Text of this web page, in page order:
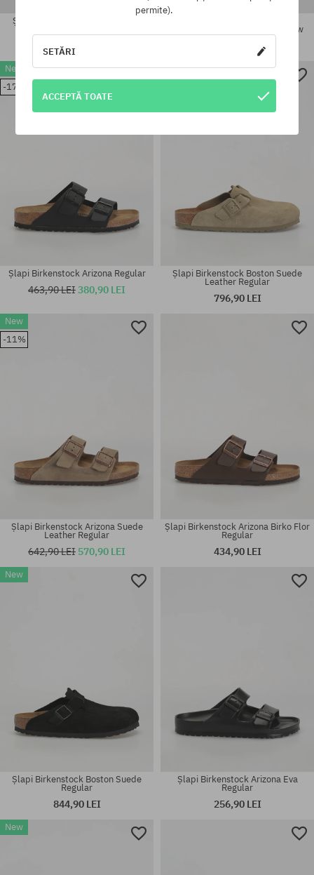
Mărimi existente:
43 1/3; 44; 44 2/3; 45 1/3
Mărimi existente:
41; 42; 43; 44; 45; 46
Șlapi Birkenstock Boston Mixed
796,90 LEI
Wrapped Suede Leather Narrow
New
-17%
Mărimi existente:
36; 37; 38; 39; 40; 41; 44; 45;
Șlapi Birkenstock Arizona Regular
463,90 LEI380,90 LEI
New
37; 38; 39; 40; 41; 42; 43; 44;
Șlapi Birkenstock Boston Suede
Leather Regular
796,90 LEI
New
-11%
Mărimi existente:
Șlapi Birkenstock Arizona Suede
Leather Regular
642,90 LEI 570,90 LEI
Șlapi Birkenstock Arizona Birko Flor
Regular
434,90 LEI
New
Șlapi Birkenstock Boston Suede
Regular
844,90 LEI
Șlapi Birkenstock Arizona Eva
Regular
256,90 LEI
New
permite).
SETĂRI
ACCEPTĂ TOATE